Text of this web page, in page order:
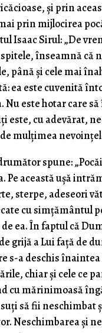
și prin
prin mijlocirea
Isaac Sirul: „De
înseamnă că
până şi cele mai
ea este cuvenită
Nu este hotar care
este, cu adevărat,
mulţimea
spune:
Pe această uşă
sterpe, adeseori
cu simţământul
ea. În faptul că
grijă a Lui faţă de
s-a deschis
chiar și cele ce
cu mărinimoasă
să fii
Neschimbarea și